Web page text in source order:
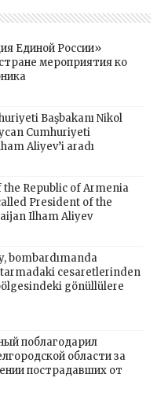
Единой России»
мероприятия ко
Başbakanı Nikol
Cumhuriyeti
Aliyev’i aradı
Republic of Armenia
President of the
Ilham Aliyev
bombardımanda
cesaretlerinden
gönüllülere
поблагодарил
области за
пострадавших от